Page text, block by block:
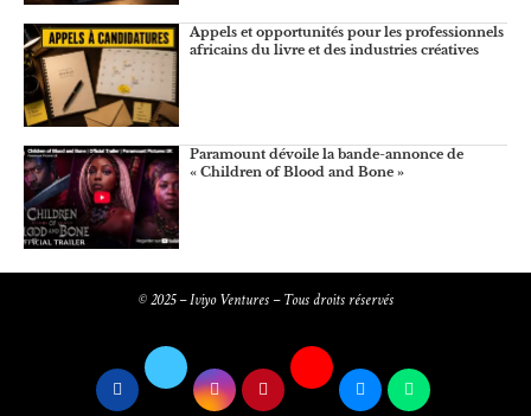
Appels et opportunités pour les professionnels
africains du livre et des industries créatives
Paramount dévoile la bande-annonce de
« Children of Blood and Bone »
© 2025 – Iviyo Ventures – Tous droits réservés